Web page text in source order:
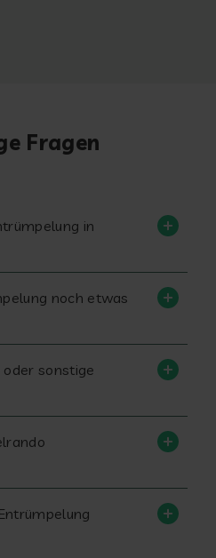
Fragen
in
noch etwas
sonstige